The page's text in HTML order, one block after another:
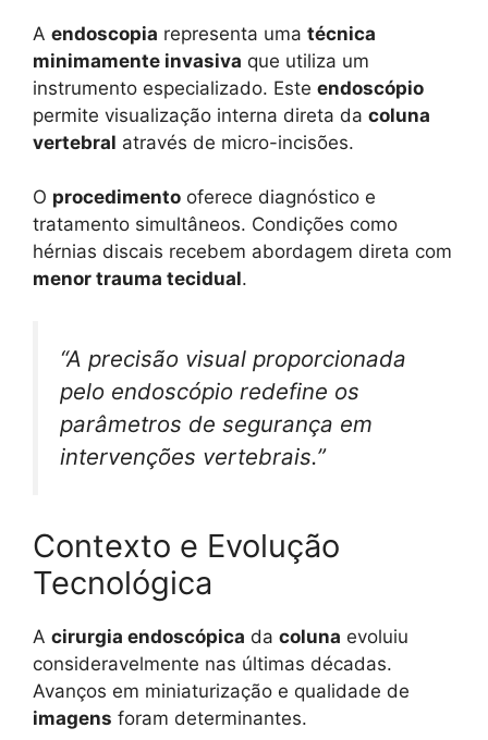
A endoscopia representa uma técnica
minimamente invasiva que utiliza um
instrumento especializado. Este endoscópio
permite visualização interna direta da coluna
vertebral através de micro-incisões.
O procedimento oferece diagnóstico e
tratamento simultâneos. Condições como
hérnias discais recebem abordagem direta com
menor trauma tecidual.
“A precisão visual proporcionada
pelo endoscópio redefine os
parâmetros de segurança em
intervenções vertebrais.”
Contexto e Evolução
Tecnológica
A cirurgia endoscópica da coluna evoluiu
consideravelmente nas últimas décadas.
Avanços em miniaturização e qualidade de
imagens foram determinantes.